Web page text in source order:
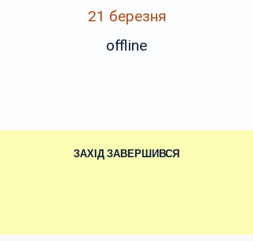
21 березня
offline
ЗАХІД ЗАВЕРШИВСЯ